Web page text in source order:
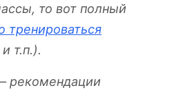
то вот полный
тренироваться
т.п.).
рекомендации